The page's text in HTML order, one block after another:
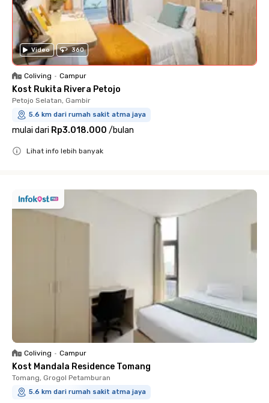
Video 360
Coliving • Campur
Kost Rukita Rivera Petojo
Petojo Selatan, Gambir
5.6 km dari rumah sakit atma jaya
mulai dari Rp3.018.000 /bulan
Lihat info lebih banyak
Coliving • Campur
Kost Mandala Residence Tomang
Tomang, Grogol Petamburan
5.6 km dari rumah sakit atma jaya